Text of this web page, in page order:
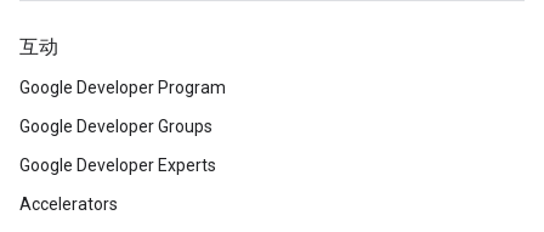
互动
Google Developer Program
Google Developer Groups
Google Developer Experts
Accelerators